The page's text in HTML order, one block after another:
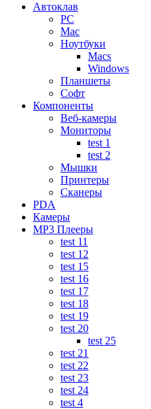
Автоклав
PC
Mac
Ноутбуки
Macs
Windows
Планшеты
Софт
Компоненты
Веб-камеры
Мониторы
test 1
test 2
Мышки
Принтеры
Сканеры
PDA
Камеры
MP3 Плееры
test 11
test 12
test 15
test 16
test 17
test 18
test 19
test 20
test 25
test 21
test 22
test 23
test 24
test 4